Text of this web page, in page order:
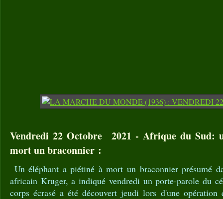
Vendredi 22 Octobre 2021 - Afrique du Sud:
mort un braconnier :
Un éléphant a piétiné à mort un braconnier présumé
africain Kruger, a indiqué vendredi un porte-parole du
corps écrasé a été découvert jeudi lors d'une